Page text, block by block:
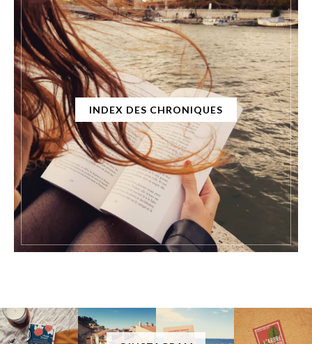
INDEX DES CHRONIQUES